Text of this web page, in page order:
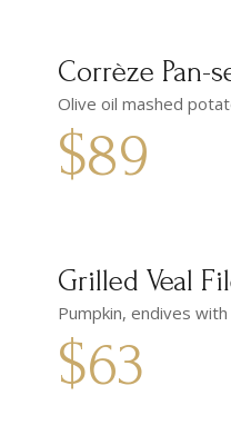
Corrèze Pan-
Olive oil mashed
$89
Grilled Veal
Pumpkin, endives
$63